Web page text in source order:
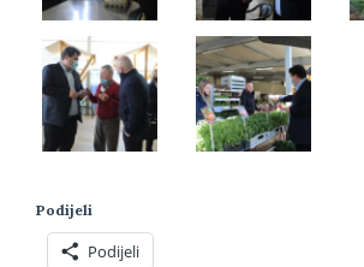
Podijeli
Podijeli